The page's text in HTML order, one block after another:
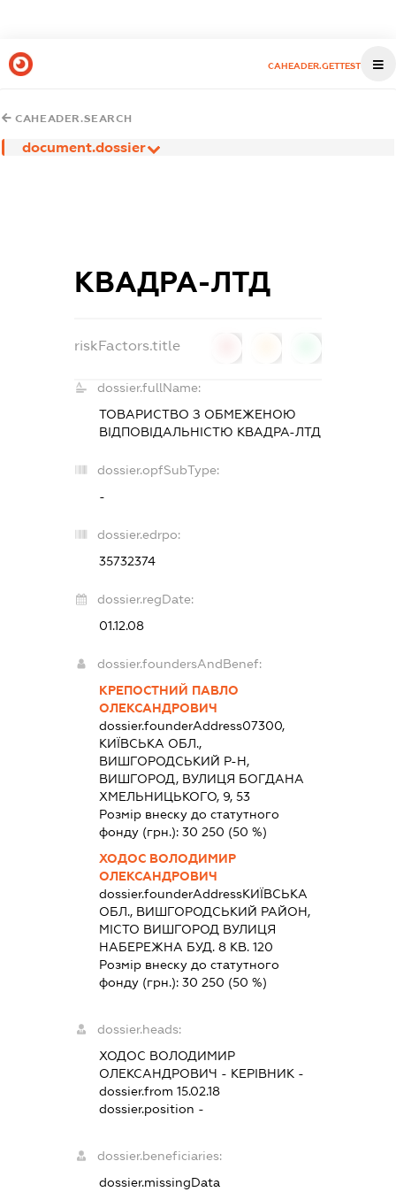
CAHEADER.GETTEST
CAHEADER.SEARCH
document.dossier
КВАДРА-ЛТД
riskFactors.title
dossier.fullName:
ТОВАРИСТВО З ОБМЕЖЕНОЮ
ВІДПОВІДАЛЬНІСТЮ КВАДРА-ЛТД
dossier.opfSubType:
-
dossier.edrpo:
35732374
dossier.regDate:
01.12.08
dossier.foundersAndBenef:
КРЕПОСТНИЙ ПАВЛО
ОЛЕКСАНДРОВИЧ
dossier.founderAddress07300,
КИЇВСЬКА ОБЛ.,
ВИШГОРОДСЬКИЙ Р-Н,
ВИШГОРОД, ВУЛИЦЯ БОГДАНА
ХМЕЛЬНИЦЬКОГО, 9, 53
Розмір внеску до статутного
фонду (грн.): 30 250 (50 %)
ХОДОС ВОЛОДИМИР
ОЛЕКСАНДРОВИЧ
dossier.founderAddressКИЇВСЬКА
ОБЛ., ВИШГОРОДСЬКИЙ РАЙОН,
МІСТО ВИШГОРОД ВУЛИЦЯ
НАБЕРЕЖНА БУД. 8 КВ. 120
Розмір внеску до статутного
фонду (грн.): 30 250 (50 %)
dossier.heads:
ХОДОС ВОЛОДИМИР
ОЛЕКСАНДРОВИЧ - КЕРІВНИК -
dossier.from 15.02.18
dossier.position -
dossier.beneficiaries:
dossier.missingData